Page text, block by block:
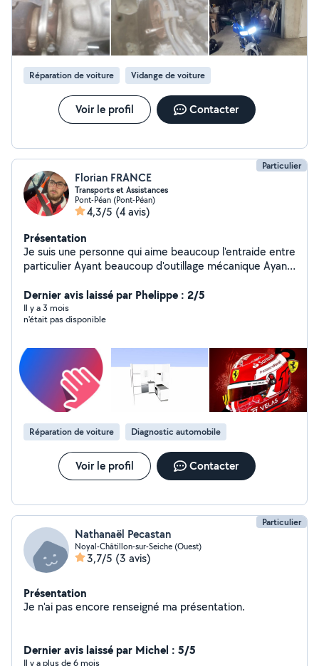
Réparation de voiture Vidange de voiture
Voir le profil Contacter
Particulier
Florian FRANCE
Transports et Assistances
Pont-Péan (Pont-Péan)
4,3/5 (4 avis)
Présentation
Je suis une personne qui aime beaucoup l'entraide entre
particulier Ayant beaucoup d'outillage mécanique Ayant
Dernier avis laissé par Phelippe : 2/5
Il y a 3 mois
n'était pas disponible
Réparation de voiture Diagnostic automobile
Voir le profil Contacter
Particulier
Nathanaël Pecastan
Noyal-Châtillon-sur-Seiche (Ouest)
3,7/5 (3 avis)
Présentation
Je n'ai pas encore renseigné ma présentation.
Dernier avis laissé par Michel : 5/5
Il y a plus de 6 mois